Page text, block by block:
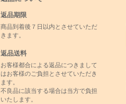
返品期限
商品到着後７日以内とさせていただ
きます。
返品送料
お客様都合による返品につきまして
はお客様のご負担とさせていただき
ます。
不良品に該当する場合は当方で負担
いたします。